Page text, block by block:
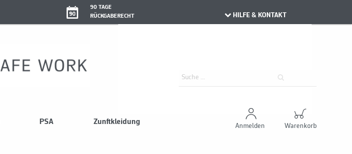
90 TAGE
RÜCKGABERECHT
HILFE & KONTAKT
PSA Zunftkleidung
Anmelden Warenkorb